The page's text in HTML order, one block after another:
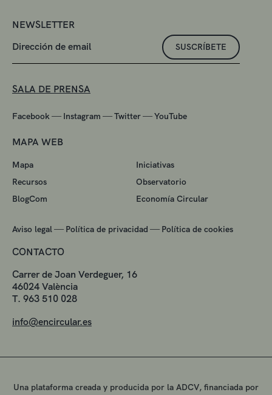
NEWSLETTER
SUSCRÍBETE
SALA DE PRENSA
Facebook — Instagram —Twitter—YouTube
MAPA WEB
Mapa
Iniciativas
Recursos
Observatorio
BlogCom
Economía Circular
Aviso legal — Política de privacidad — Política de cookies
CONTACTO
Carrer de Joan Verdeguer, 16
46024 València
T. 963 510 028
info@encircular.es
Una plataforma creada y producida por la ADCV, financiada por